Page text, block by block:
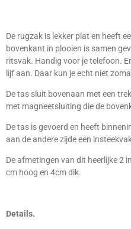
De rugzak is lekker plat en heeft
bovenkant in plooien is samen
ritsvak. Handig voor je telefoon.
lijf aan. Daar kun je echt niet
De tas sluit bovenaan met een
met magneetsluiting die de
De tas is gevoerd en heeft
aan de andere zijde een
De afmetingen van dit heerlijke 2
cm hoog en 4cm dik.
Details.